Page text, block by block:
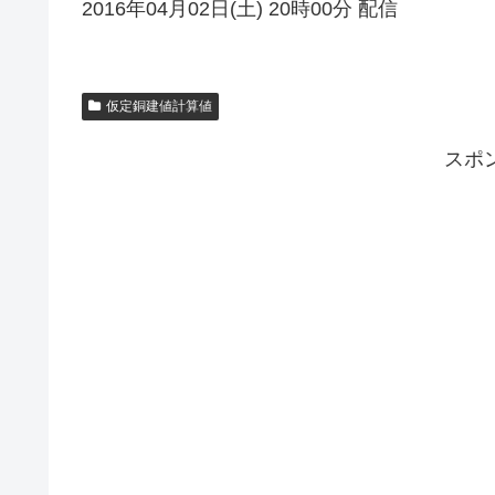
2016年04月02日(土) 20時00分 配信
仮定銅建値計算値
スポ